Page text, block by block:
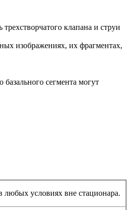
клапана и струи
изображениях, их фрагментах,
сегмента могут
условиях вне стационара.